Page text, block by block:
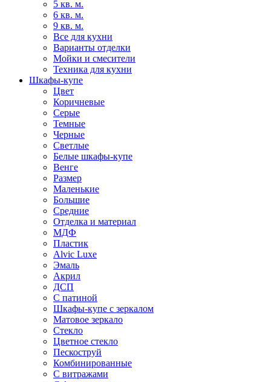
5 кв. м.
6 кв. м.
9 кв. м.
Все для кухни
Варианты отделки
Мойки и смесители
Техника для кухни
Шкафы-купе
Цвет
Коричневые
Серые
Темные
Черные
Светлые
Белые шкафы-купе
Венге
Размер
Маленькие
Большие
Средние
Отделка и материал
МДФ
Пластик
Alvic Luxe
Эмаль
Акрил
ДСП
С патиной
Шкафы-купе с зеркалом
Матовое зеркало
Стекло
Цветное стекло
Пескоструй
Комбинированные
С витражами